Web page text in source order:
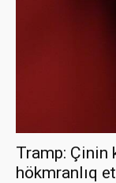
Tramp: Çinin
hökmranlıq